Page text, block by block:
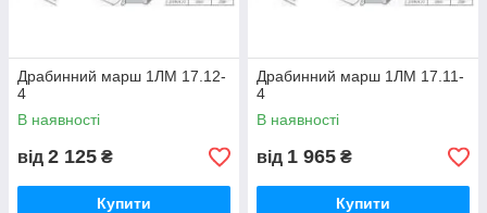
Драбинний марш 1ЛМ 17.12-
4
В наявності
від 2 125 ₴
Купити
Драбинний марш 1ЛМ 17.11-
4
В наявності
від 1 965 ₴
Купити